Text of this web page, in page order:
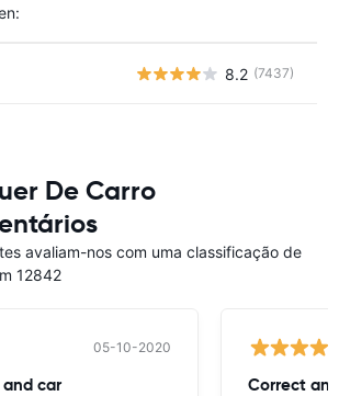
8.2 (7437)
De Carro
avaliam-nos com uma classificação de
12842
05-10-2020
car Correct